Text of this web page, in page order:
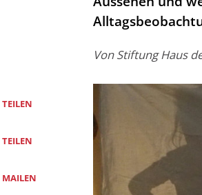
VonStiftung Haus
TEILEN
TEILEN
MAILEN